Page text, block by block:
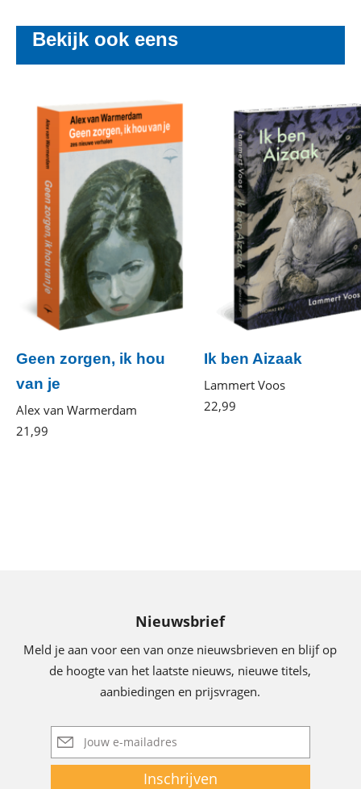
Bekijk ook eens
Geen zorgen, ik hou
van je
Alex van Warmerdam
21 ,99
Ik ben Aizaak
Lammert Voos
22,99
Nieuwsbrief
Meld je aan voor een van onze nieuwsbrieven en blijf op
de hoogte van het laatste nieuws, nieuwe titels,
aanbiedingen en prijsvragen.
E-
mailadres
Inschrijven